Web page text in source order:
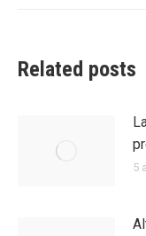
Related posts
5